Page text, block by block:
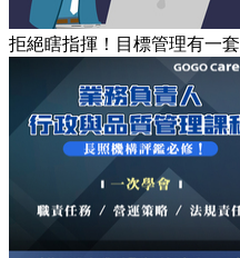
拒絕瞎指揮！目標管理有一套